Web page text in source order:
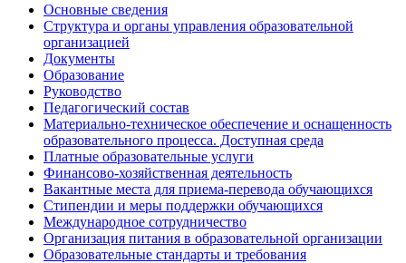
Основные сведения
Структура и органы управления образовательной
организацией
Документы
Образование
Руководство
Педагогический состав
Материально-техническое обеспечение и оснащенность
образовательного процесса. Доступная среда
Платные образовательные услуги
Финансово-хозяйственная деятельность
Вакантные места для приема-перевода обучающихся
Стипендии и меры поддержки обучающихся
Международное сотрудничество
Организация питания в образовательной организации
Образовательные стандарты и требования